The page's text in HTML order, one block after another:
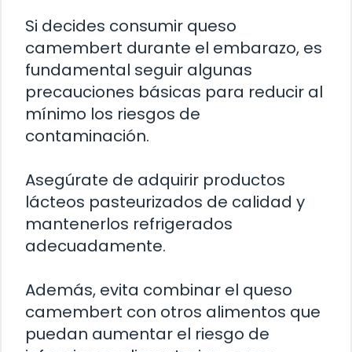
Si decides consumir queso
camembert durante el embarazo, es
fundamental seguir algunas
precauciones básicas para reducir al
mínimo los riesgos de
contaminación.
Asegúrate de adquirir productos
lácteos pasteurizados de calidad y
mantenerlos refrigerados
adecuadamente.
Además, evita combinar el queso
camembert con otros alimentos que
puedan aumentar el riesgo de